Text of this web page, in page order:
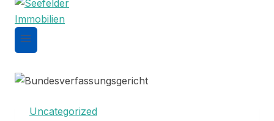
Uncategorized